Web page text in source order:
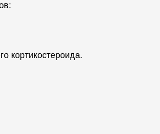
кортикостероида.